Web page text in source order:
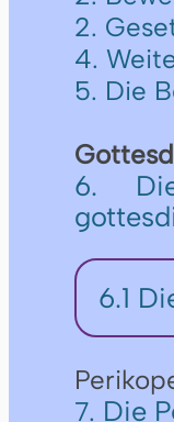
2.
4.
5. Die
6.
6.1
7. Die